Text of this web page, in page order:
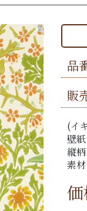
品
販
(イ
壁
縦
素